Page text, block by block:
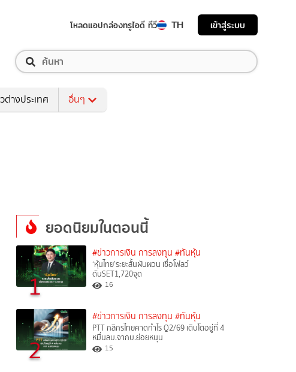
โหลดแอปกล่องทรูไอดี ทีวี TH เข้าสู่ระบบ
ต่างประเทศ อื่นๆ
ยอดนิยมในตอนนี้
1
#ข่าวการเงิน การลงทุน #ทันหุ้น
‘หุ้นไทย’ระยะสั้นผันผวน เชื่อโฟลว์
ดันSET1,720จุด
16
2
#ข่าวการเงิน การลงทุน #ทันหุ้น
PTT กสิกรไทยคาดกำไร Q2/69 เติบโตอยู่ที่ 4
หมื่นลบ.จากบ.ย่อยหนุน
15